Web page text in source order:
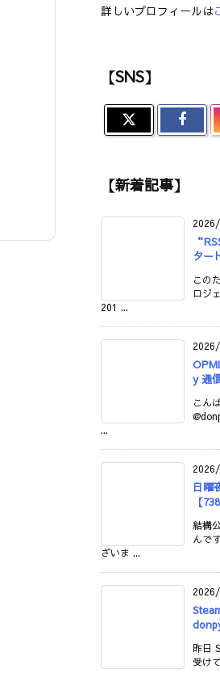
詳しいプロフィールは
【SNS】
【新着記事】
ター
この
ロジ
201 ...
y 通
こん
...
日曜
【
結構
んで
ざいま ...
昨日
受け